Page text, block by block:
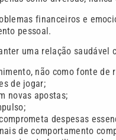
financeiros e
pessoal.
uma relação saudável
não como fonte de
de jogar;
novas apostas;
despesas
de comportamento